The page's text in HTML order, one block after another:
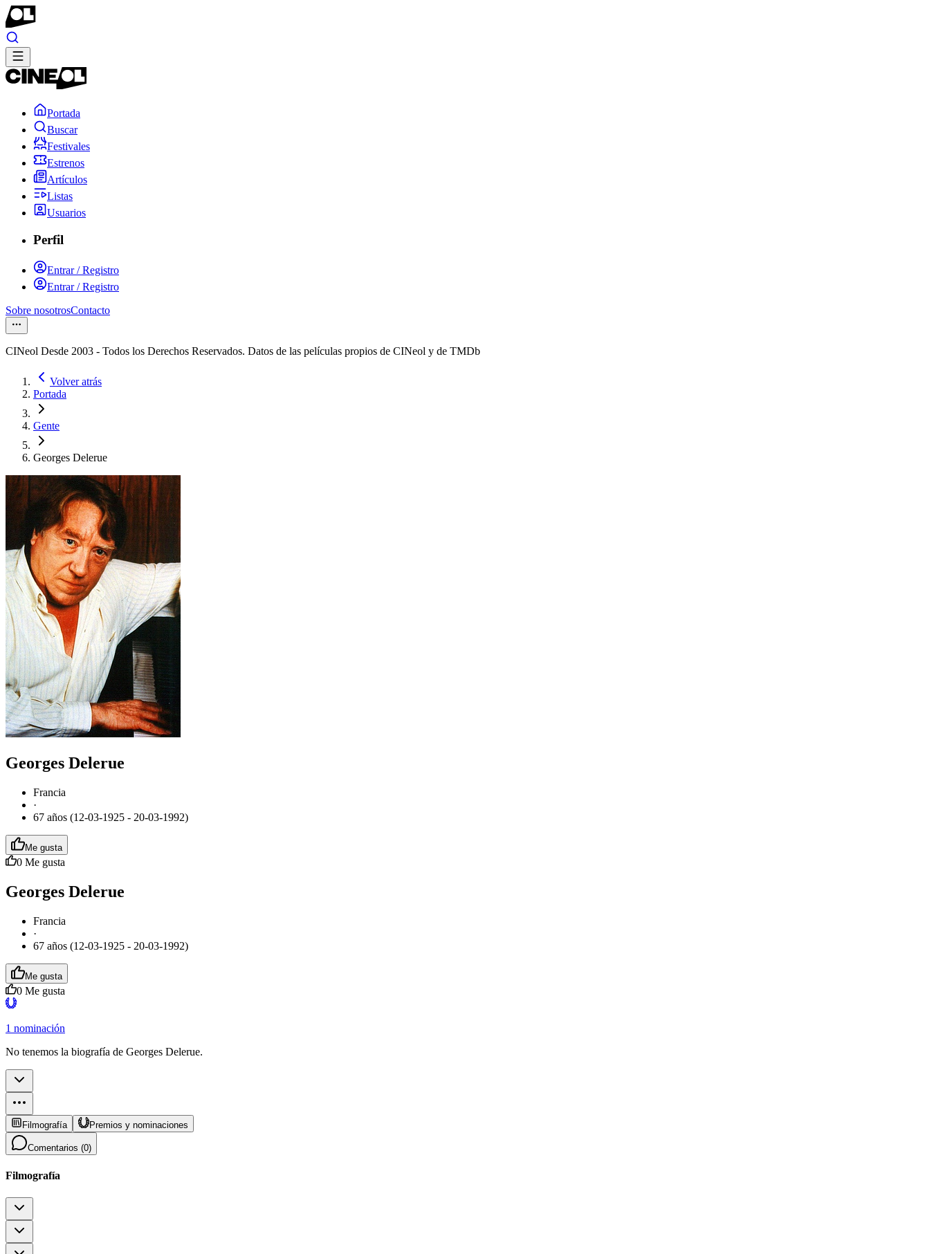
Portada
Buscar
Festivales
Estrenos
Artículos
Listas
Usuarios
Perfil
Entrar / Registro
Entrar / Registro
Sobre nosotrosContacto
CINeol Desde 2003 - Todos los Derechos Reservados. Datos de las películas propios de CINeol y de TMDb
Volver atrás
Portada
Gente
Georges Delerue
Georges Delerue
Francia
·
67 años (12-03-1925 - 20-03-1992)
Me gusta
0 Me gusta
Georges Delerue
Francia
·
67 años (12-03-1925 - 20-03-1992)
Me gusta
0 Me gusta
1 nominación
No tenemos la biografía de Georges Delerue.
Filmografía Premios y nominaciones
Comentarios (0)
Filmografía